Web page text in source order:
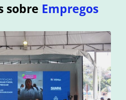
sobre Empregos